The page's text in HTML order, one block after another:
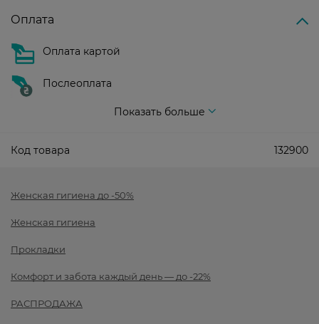
Оплата
Оплата картой
Послеоплата
Показать больше
Код товара 132900
Женская гигиена до -50%
Женская гигиена
Прокладки
Комфорт и забота каждый день — до -22%
РАСПРОДАЖА